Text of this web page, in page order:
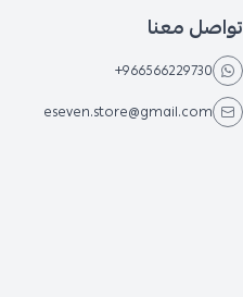
تواصل معنا
+966566229730
eseven.store@gmail.com